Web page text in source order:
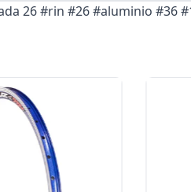
26 #rin #26 #aluminio #36